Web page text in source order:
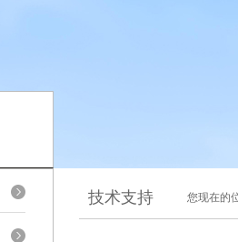
技术支持 您现在的